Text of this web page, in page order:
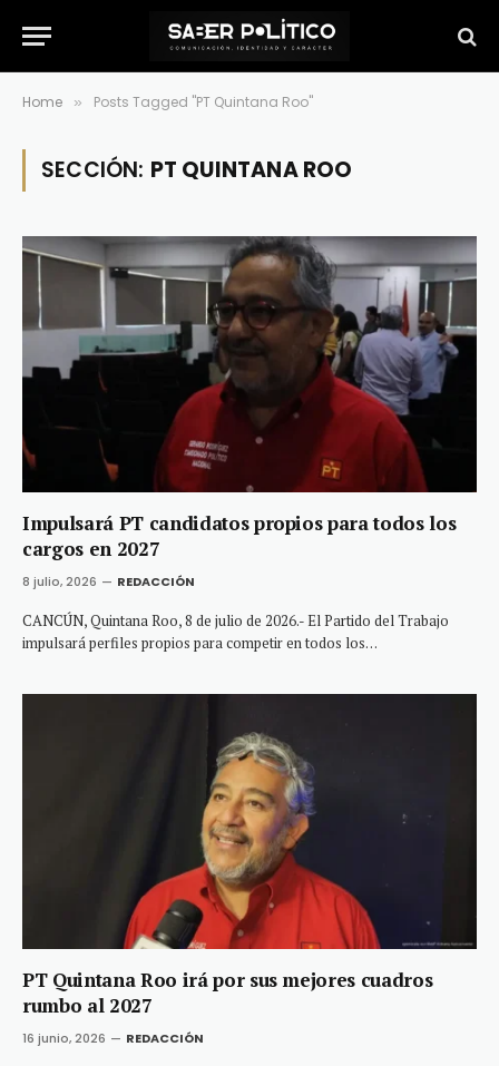
Home » Posts Tagged "PT Quintana Roo"
SECCIÓN: PT QUINTANA ROO
Impulsará PT candidatos propios para todos los
cargos en 2027
8 julio, 2026 REDACCIÓN
CANCÚN, Quintana Roo, 8 de julio de 2026.- El Partido del Trabajo
impulsará perfiles propios para competir en todos los…
PT Quintana Roo irá por sus mejores cuadros
rumbo al 2027
16 junio, 2026 REDACCIÓN